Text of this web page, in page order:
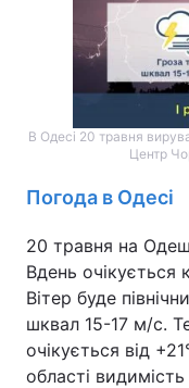
В Одесі 20 травня
Центр
Погода в Одесі
20 травня на
Вдень
Вітер буде
шквал 15-17 м/с.
очікується від
області